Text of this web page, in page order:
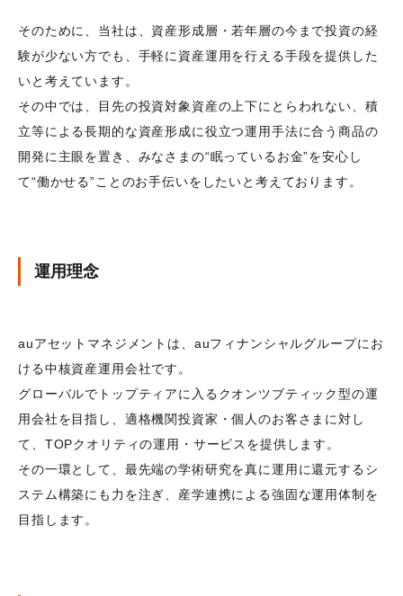
健康経営
電子公告
採用情報
お問い合わせ
そのために、当社は、資産形成層・若年層の今まで投資の経
験が少ない方でも、手軽に資産運用を行える手段を提供した
いと考えています。
その中では、目先の投資対象資産の上下にとらわれない、積
立等による長期的な資産形成に役立つ運用手法に合う商品の
開発に主眼を置き、みなさまの“眠っているお金”を安心し
て“働かせる”ことのお手伝いをしたいと考えております。
運用理念
auアセットマネジメントは、auフィナンシャルグループにお
ける中核資産運用会社です。
グローバルでトップティアに入るクオンツブティック型の運
用会社を目指し、適格機関投資家・個人のお客さまに対し
て、TOPクオリティの運用・サービスを提供します。
その一環として、最先端の学術研究を真に運用に還元するシ
ステム構築にも力を注ぎ、産学連携による強固な運用体制を
目指します。